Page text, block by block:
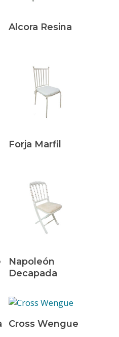
Leer Más
Alcora Resina
Leer Más
Forja Marfil
Leer Más
Napoleón
Decapada
Leer Más
Cross Wengue